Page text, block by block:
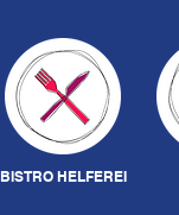
BISTRO HELFEREI